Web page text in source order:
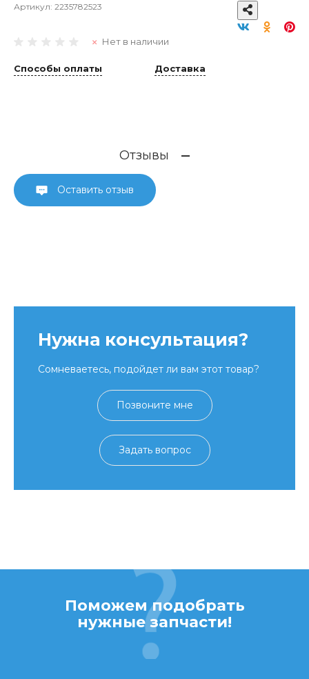
Артикул: 2235782523
Нет в наличии
Способы оплаты Доставка
Отзывы
Оставить отзыв
Нужна консультация?
Сомневаетесь, подойдет ли вам этот товар?
Позвоните мне
Задать вопрос
Поможем подобрать
нужные запчасти!